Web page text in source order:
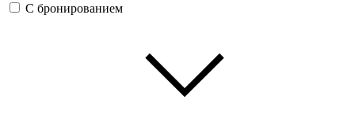
С бронированием